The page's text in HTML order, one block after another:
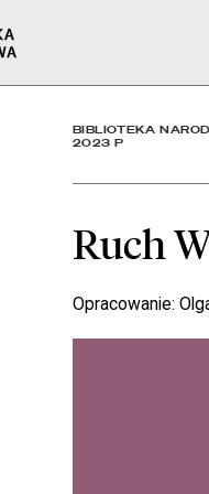
w
BIBLIOTEKA
2023 P
Ruch
Opracowanie: